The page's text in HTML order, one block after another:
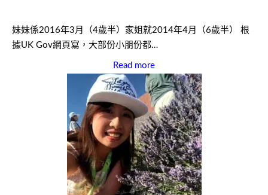
妹妹係2016年3月（4歲半）家姐就2014年4月（6歲半） 根
據UK Gov網頁寫，大部份小朋份都…
Read more